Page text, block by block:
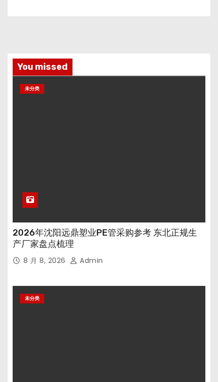
You missed
未分类
2026年沈阳远鼎塑业PE管采购参考 东北正规生
产厂家盘点梳理
8 月 8, 2026 Admin
未分类